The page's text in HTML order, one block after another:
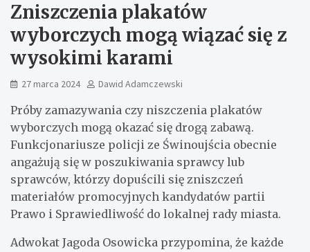
Zniszczenia plakatów
wyborczych mogą wiązać się z
wysokimi karami
27 marca 2024 Dawid Adamczewski
Próby zamazywania czy niszczenia plakatów
wyborczych mogą okazać się drogą zabawą.
Funkcjonariusze policji ze Świnoujścia obecnie
angażują się w poszukiwania sprawcy lub
sprawców, którzy dopuścili się zniszczeń
materiałów promocyjnych kandydatów partii
Prawo i Sprawiedliwość do lokalnej rady miasta.
Adwokat Jagoda Osowicka przypomina, że każde